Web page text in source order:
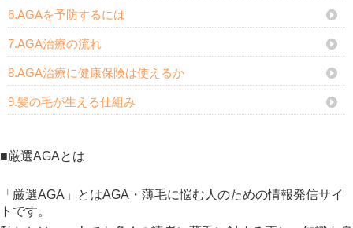
6.AGAを予防するには
7.AGA治療の流れ
8.AGA治療に健康保険は使えるか
9.髪の毛が生える仕組み
■厳選AGAとは
「厳選AGA」とはAGA・薄毛に悩む人のための情報発信サイ
トです。